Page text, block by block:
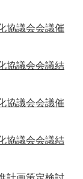
協議会会議催
協議会会議結
協議会会議催
協議会会議結